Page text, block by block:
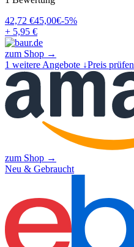
42,72 €45,00€-5%
+ 5,95 €
zum Shop →
1 weitere Angebote ↓Preis prüfen
zum Shop →
Neu & Gebraucht